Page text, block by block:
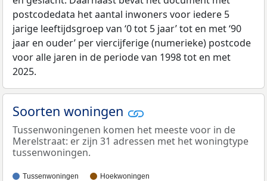
postcodedata het aantal inwoners voor iedere 5
jarige leeftijdsgroep van ‘0 tot 5 jaar’ tot en met ‘90
jaar en ouder’ per viercijferige (numerieke) postcode
voor alle jaren in de periode van 1998 tot en met
2025.
Soorten woningen
Tussenwoningenen komen het meeste voor in de
Merelstraat: er zijn 31 adressen met het woningtype
tussenwoningen.
Tussenwoningen Hoekwoningen